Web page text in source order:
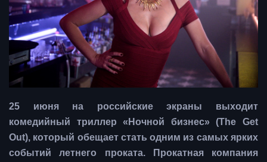
25 июня на российские экраны выходит
комедийный триллер «Ночной бизнес» (The Get
Out), который обещает стать одним из самых ярких
событий летнего проката. Прокатная компания